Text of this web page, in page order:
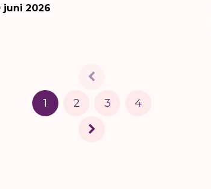
juni 2026
1 2 3 4